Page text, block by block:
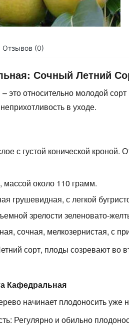
Отзывов (0)
Сочный Летний
– это относительно молодой
в уходе.
с густой конической кроной.
около 110 грамм.
грушевидная, с легкой
зрелости зеленовато-
сочная, мелкозернистая, с
сорт, плоды созревают во
Кафедральная
начинает плодоносить уже
Регулярно и обильно